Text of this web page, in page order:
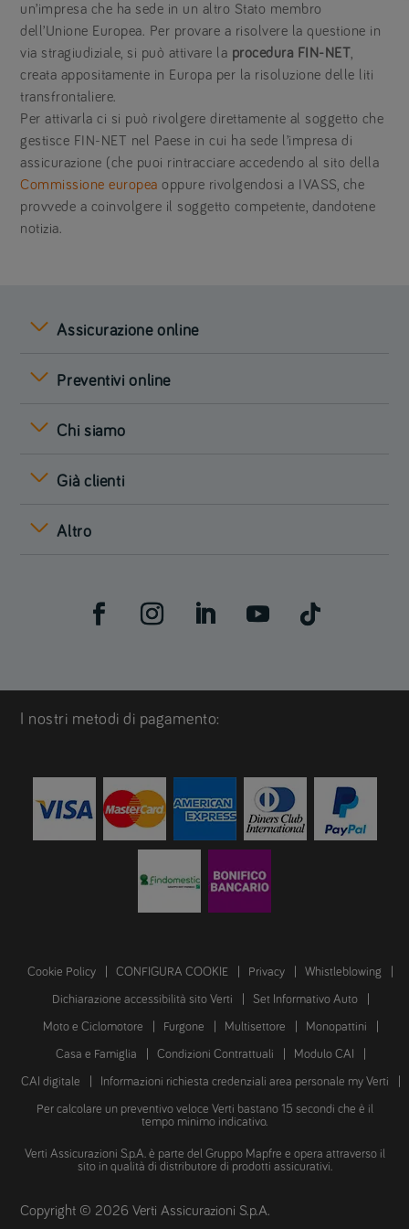
un’impresa che ha sede in un altro Stato membro
dell’Unione Europea. Per provare a risolvere la questione in
via stragiudiziale, si può attivare la procedura FIN-NET
creata appositamente in Europa per la risoluzione delle liti
transfrontaliere.
Per attivarla ci si può rivolgere direttamente al soggetto che
gestisce FIN-NET nel Paese in cui ha sede l’impresa di
assicurazione (che puoi rintracciare accedendo al sito della
Commissione europea oppure rivolgendosi a IVASS, che
provvede a coinvolgere il soggetto competente, dandotene
notizia.
Assicurazione online
Preventivi online
Chi siamo
Già clienti
Altro
I nostri metodi di pagamento:
Cookie Policy CONFIGURA COOKIE Privacy Whistleblowing
Dichiarazione accessibilità sito Verti Set Informativo Auto
Moto e Ciclomotore Furgone Multisettore Monopattini
Casa e Famiglia Condizioni Contrattuali Modulo CAI
CAI digitale Informazioni richiesta credenziali area personale my Verti
Per calcolare un preventivo veloce Verti bastano 15 secondi che è il
tempo minimo indicativo.
Verti Assicurazioni S.p.A. è parte del Gruppo Mapfre e opera attraverso il
sito in qualità di distributore di prodotti assicurativi.
Copyright © 2026 Verti Assicurazioni S.p.A.